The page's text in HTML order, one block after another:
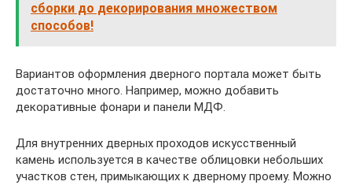
сборки до декорирования множеством
способов!
Вариантов оформления дверного портала может быть
достаточно много. Например, можно добавить
декоративные фонари и панели МДФ.
Для внутренних дверных проходов искусственный
камень используется в качестве облицовки небольших
участков стен, примыкающих к дверному проему. Можно